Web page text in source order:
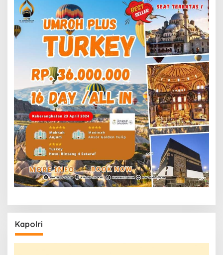
Kapolri